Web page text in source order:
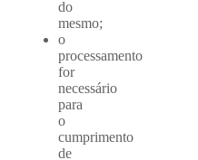
do
mesmo;
o
processamento
for
necessário
para
o
cumprimento
de